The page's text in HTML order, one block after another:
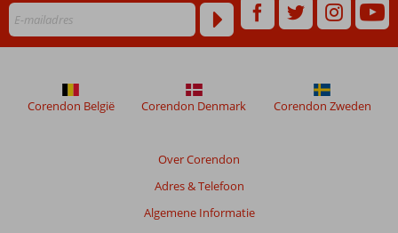
Over Corendon
Adres & Telefoon
Algemene Informatie
Corendon België Corendon Denmark Corendon Zweden